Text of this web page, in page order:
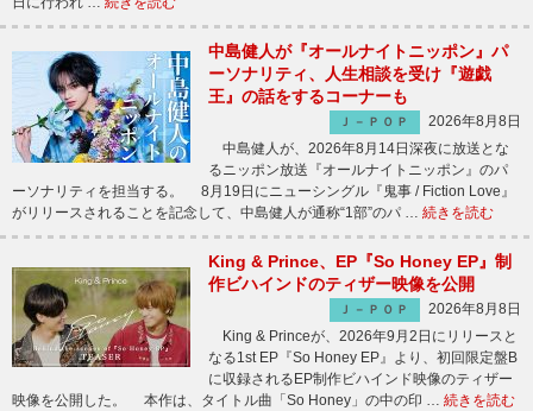
中島健人が『オールナイトニッポン』パ
ーソナリティ、人生相談を受け『遊戯
王』の話をするコーナーも
Ｊ－ＰＯＰ
2026年8月8日
中島健人が、2026年8月14日深夜に放送とな
るニッポン放送『オールナイトニッポン』のパ
ーソナリティを担当する。 8月19日にニューシングル『鬼事 / Fiction Love』
がリリースされることを記念して、中島健人が通称“1部”のパ … 続きを読む
King & Prince、EP『So Honey EP』制
作ビハインドのティザー映像を公開
Ｊ－ＰＯＰ
2026年8月8日
King & Princeが、2026年9月2日にリリースと
なる1st EP『So Honey EP』より、初回限定盤B
に収録されるEP制作ビハインド映像のティザー
映像を公開した。 本作は、タイトル曲「So Honey」の中の印 … 続きを読む